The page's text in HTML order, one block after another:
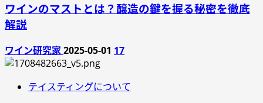
ワインのマストとは？醸造の鍵を握る秘密を徹底
解説
ワイン研究家2025-05-01 17
テイスティングについて